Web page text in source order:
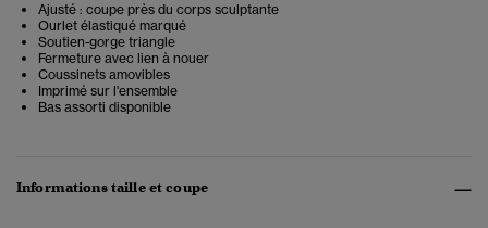
Ajusté : coupe près du corps sculptante
Ourlet élastiqué marqué
Soutien-gorge triangle
Fermeture avec lien à nouer
Coussinets amovibles
Imprimé sur l'ensemble
Bas assorti disponible
Informations taille et coupe